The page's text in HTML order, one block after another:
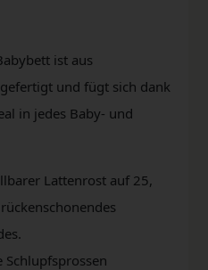
ist aus
und fügt sich dank
in jedes Baby- und
Lattenrost auf 25,